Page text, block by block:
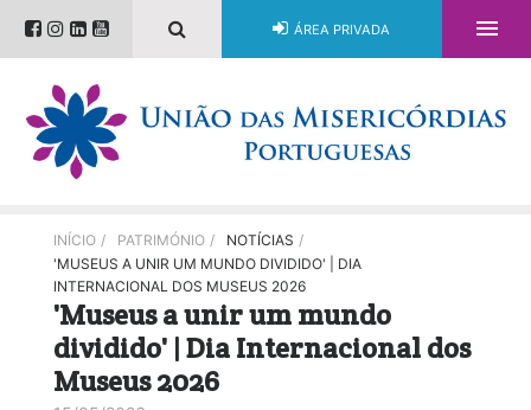
ÁREA PRIVADA 
INÍCIO / PATRIMÓNIO / NOTÍCIAS /
'MUSEUS A UNIR UM MUNDO DIVIDIDO' | DIA
INTERNACIONAL DOS MUSEUS 2026
'Museus a unir um mundo
dividido' | Dia Internacional dos
Museus 2026